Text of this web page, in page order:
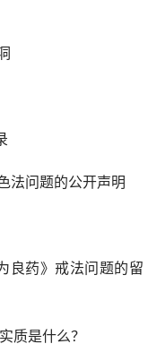
法问题的公开声明
良药》戒法问题的留
质是什么？